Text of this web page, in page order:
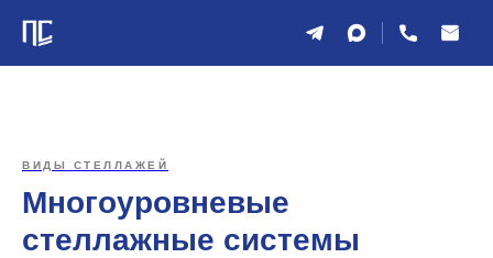
ВИДЫ СТЕЛЛАЖЕЙ
Многоуровневые
стеллажные системы